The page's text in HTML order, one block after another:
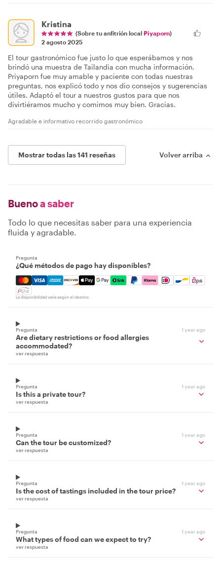
Kristina
(Sobre tu anfitrión local Piyaporn)
2 agosto 2025
El tour gastronómico fue justo lo que esperábamos y nos
brindó una muestra de Tailandia con mucha información.
Priyaporn fue muy amable y paciente con todas nuestras
preguntas, nos explicó todo y nos dio consejos y sugerencias
útiles. Adaptó el tour a nuestros gustos para que nos
divirtiéramos mucho y comimos muy bien. Gracias.
Agradable e informativo recorrido gastronómico
Mostrar todas las 141 reseñas Volver arriba
Buenoa saber
Todo lo que necesitas saber para una experiencia
fluida y agradable.
Pregunta
¿Qué métodos de pago hay disponibles?
Mastercard, Visa, Amex, Discover, Apple Pay, Google
La disponibilidad varía según el destino
Pregunta 1 year ago
Are dietary restrictions or food allergies
accommodated?
ver respuesta
Pregunta 1 year ago
Is this a private tour?
ver respuesta
Pregunta 1 year ago
Can the tour be customized?
ver respuesta
Pregunta 1 year ago
Is the cost of tastings included in the tour price?
ver respuesta
Pregunta 1 year ago
What types of food can we expect to try?
ver respuesta